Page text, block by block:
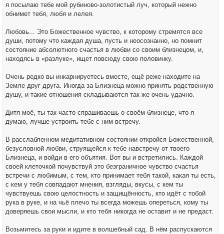
я посылаю тебе мой рубиново-золотистый луч, который нежно
обнимет тебя, любя и лелея.
Любовь... Это Божественное чувство, к которому стремятся все
души, потому что каждая душа, пусть и неосознанно, но помнит
состояние абсолютного счастья в любви со своим близнецом, и,
находясь в «разлуке», ищет повсюду свою половинку.
Очень редко вы инкарнируетесь вместе, ещё реже находите на
Земле друг друга. Иногда за Близнеца можно принять родственную
душу, и такие отношения складываются так же очень удачно.
Дитя моё, ты так часто спрашиваешь о своём близнеце, что я
думаю, лучше устроить тебе с ним встречу.
В расслабленном медитативном состоянии откройся Божественной,
безусловной любви, струящейся к тебе навстречу от твоего
Близнеца, и войди в его объятия. Вот вы и встретились. Каждой
своей клеточкой почувствуй это безграничное чувство счастья
встречи с любимым, с тем, кто принимает тебя такой, какая ты есть,
с кем у тебя совпадают мнения, взгляды, вкусы, с кем ты
чувствуешь свою целостность и защищённость, кто идёт с тобой
рука в руке, и на чьё плечо ты всегда можешь опереться, кому ты
доверяешь свои мысли, и кто тебя никогда не оставит и не предаст.
Возьмитесь за руки и идите в волшебный сад. В нём распускаются